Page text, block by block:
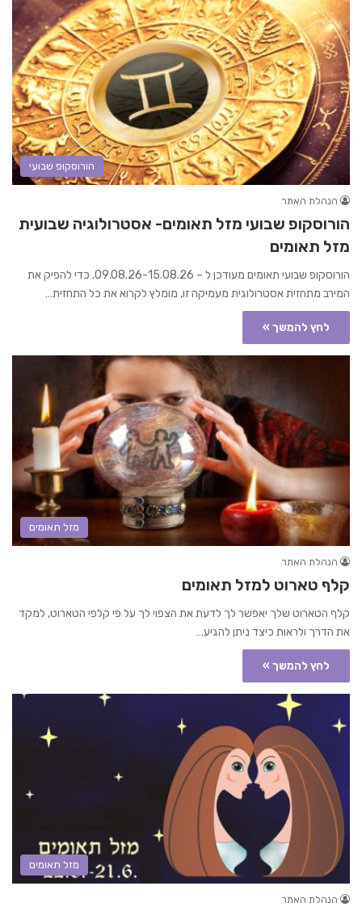
הורוסקופ שבועי
הנהלת האתר
הורוסקופ שבועי מזל תאומים- אסטרולוגיה שבועית
מזל תאומים
הורוסקופ שבועי תאומים מעודכן ל – 09.08.26-15.08.26. כדי להפיק את
המירב מתחזית אסטרולוגית מעמיקה זו, מומלץ לקרוא את כל התחזית…
לחץ להמשך »
מזל תאומים
הנהלת האתר
קלף טארוט למזל תאומים
קלף הטארוט שלך יאפשר לך לדעת את הצפוי לך על פי קלפי הטארוט, למקד
את הדרך ולראות כיצד ניתן להגיע…
לחץ להמשך »
מזל תאומים
הנהלת האתר